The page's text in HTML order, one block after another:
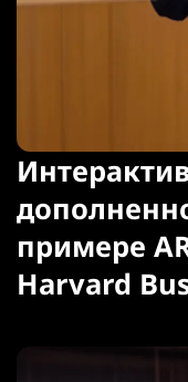
примере
Harvard